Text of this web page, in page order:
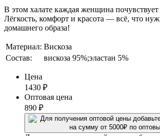
В этом халате каждая женщина почувствует
Лёгкость, комфорт и красота — всё, что
домашнего образа!
Материал: Вискоза
Состав:
вискоза 95%;эластан 5%
Цена
1430 ₽
Оптовая цена
890 ₽